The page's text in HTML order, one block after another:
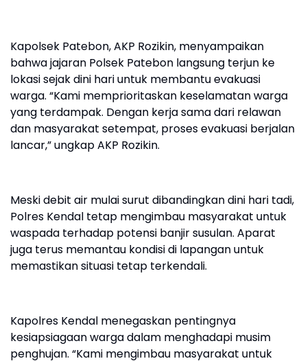
Kapolsek Patebon, AKP Rozikin, menyampaikan
bahwa jajaran Polsek Patebon langsung terjun ke
lokasi sejak dini hari untuk membantu evakuasi
warga. “Kami memprioritaskan keselamatan warga
yang terdampak. Dengan kerja sama dari relawan
dan masyarakat setempat, proses evakuasi berjalan
lancar,” ungkap AKP Rozikin.
Meski debit air mulai surut dibandingkan dini hari tadi,
Polres Kendal tetap mengimbau masyarakat untuk
waspada terhadap potensi banjir susulan. Aparat
juga terus memantau kondisi di lapangan untuk
memastikan situasi tetap terkendali.
Kapolres Kendal menegaskan pentingnya
kesiapsiagaan warga dalam menghadapi musim
penghujan. “Kami mengimbau masyarakat untuk